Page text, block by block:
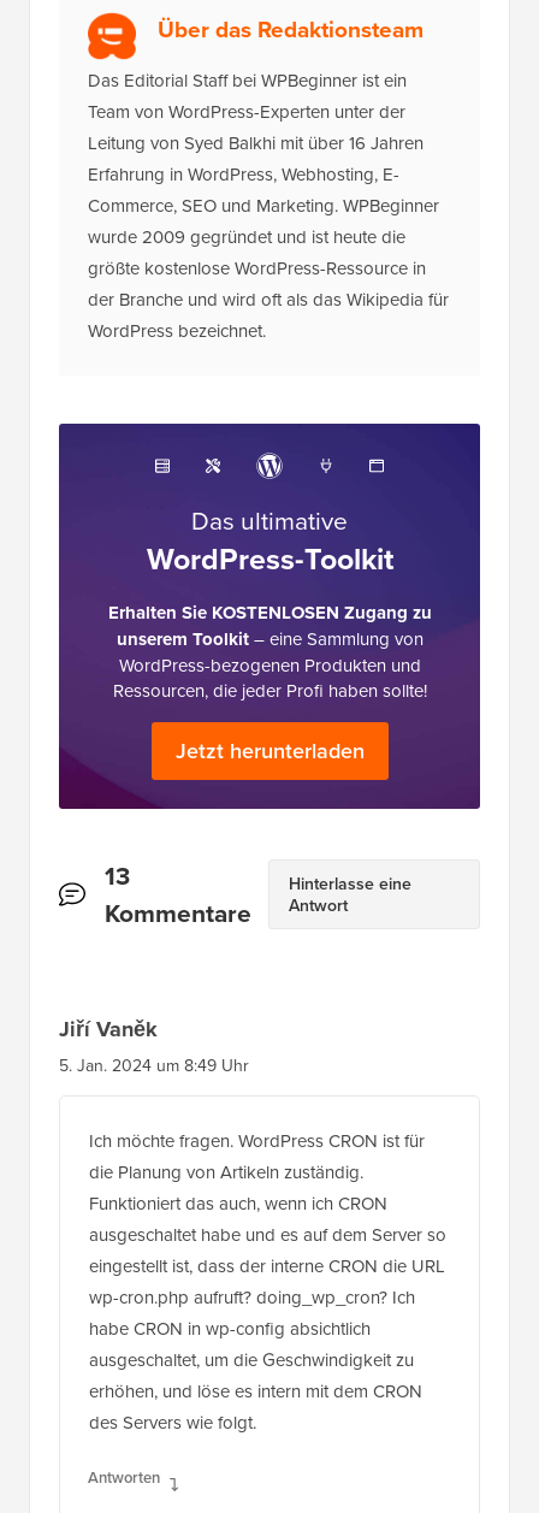
Über das Redaktionsteam
Das Editorial Staff bei WPBeginner ist ein
Team von WordPress-Experten unter der
Leitung von Syed Balkhi mit über 16 Jahren
Erfahrung in WordPress, Webhosting, E-
Commerce, SEO und Marketing. WPBeginner
wurde 2009 gegründet und ist heute die
größte kostenlose WordPress-Ressource in
der Branche und wird oft als das Wikipedia für
WordPress bezeichnet.
Das ultimative
WordPress-Toolkit
Erhalten Sie KOSTENLOSEN Zugang zu
unserem Toolkit– eine Sammlung von
WordPress-bezogenen Produkten und
Ressourcen, die jeder Profi haben sollte!
Jetzt herunterladen
Leserinteraktionen
13
Kommentare
Hinterlasse eine
Antwort
Jiří Vaněk
5. Jan. 2024 um 8:49 Uhr
Ich möchte fragen. WordPress CRON ist für
die Planung von Artikeln zuständig.
Funktioniert das auch, wenn ich CRON
ausgeschaltet habe und es auf dem Server so
eingestellt ist, dass der interne CRON die URL
wp-cron.php aufruft? doing_wp_cron? Ich
habe CRON in wp-config absichtlich
ausgeschaltet, um die Geschwindigkeit zu
erhöhen, und löse es intern mit dem CRON
des Servers wie folgt.
Antworten